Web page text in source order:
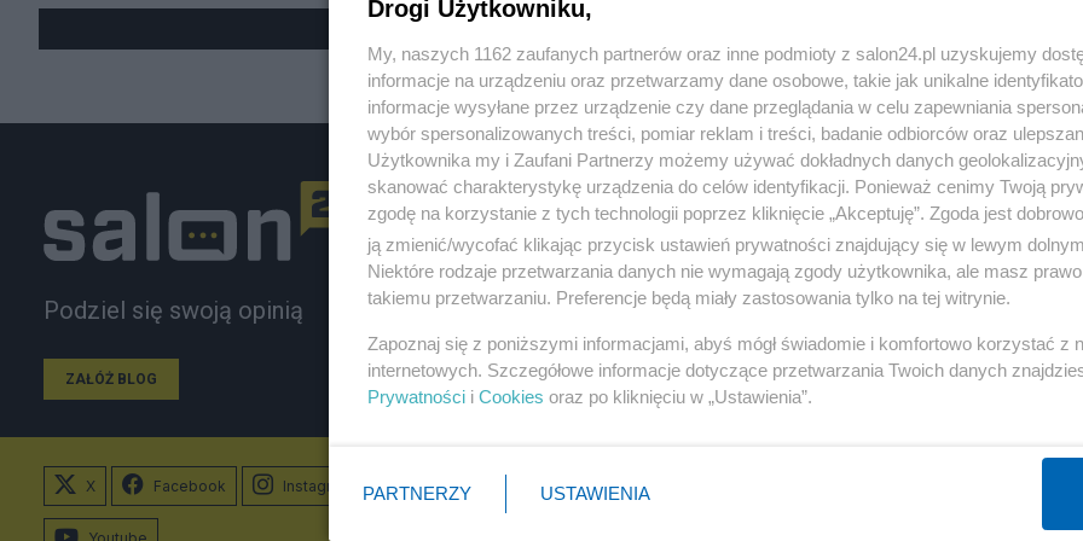
Podziel się swoją opinią
ZAŁÓŻ BLOG
Polityka
Rosja
PiS
Prezydent
NATO
Gospodarka
Biznes
Pieniądze
Centralny Port Komunikacyjny
Inwestycje
Podatki
X Facebook Instagram
Youtube
Drogi Użytkowniku,
My, naszych 1162 zaufanych partnerów oraz inne podmioty z salon24.pl uzyskujemy
informacje na urządzeniu oraz przetwarzamy dane osobowe, takie jak unikalne
informacje wysyłane przez urządzenie czy dane przeglądania w celu zapewniania
wybór spersonalizowanych treści, pomiar reklam i treści, badanie odbiorców oraz
Użytkownika my i Zaufani Partnerzy możemy używać dokładnych danych
skanować charakterystykę urządzenia do celów identyfikacji. Ponieważ cenimy Twoją
zgodę na korzystanie z tych technologii poprzez kliknięcie „Akceptuję”. Zgoda jest
ją zmienić/wycofać klikając przycisk ustawień prywatności znajdujący się w lewym
Niektóre rodzaje przetwarzania danych nie wymagają zgody użytkownika, ale masz
takiemu przetwarzaniu. Preferencje będą miały zastosowania tylko na tej witrynie.
Zapoznaj się z poniższymi informacjami, abyś mógł świadomie i komfortowo korzystać z
internetowych. Szczegółowe informacje dotyczące przetwarzania Twoich danych
Prywatności i Cookies oraz po kliknięciu w „Ustawienia”.
PARTNERZY USTAWIENIA